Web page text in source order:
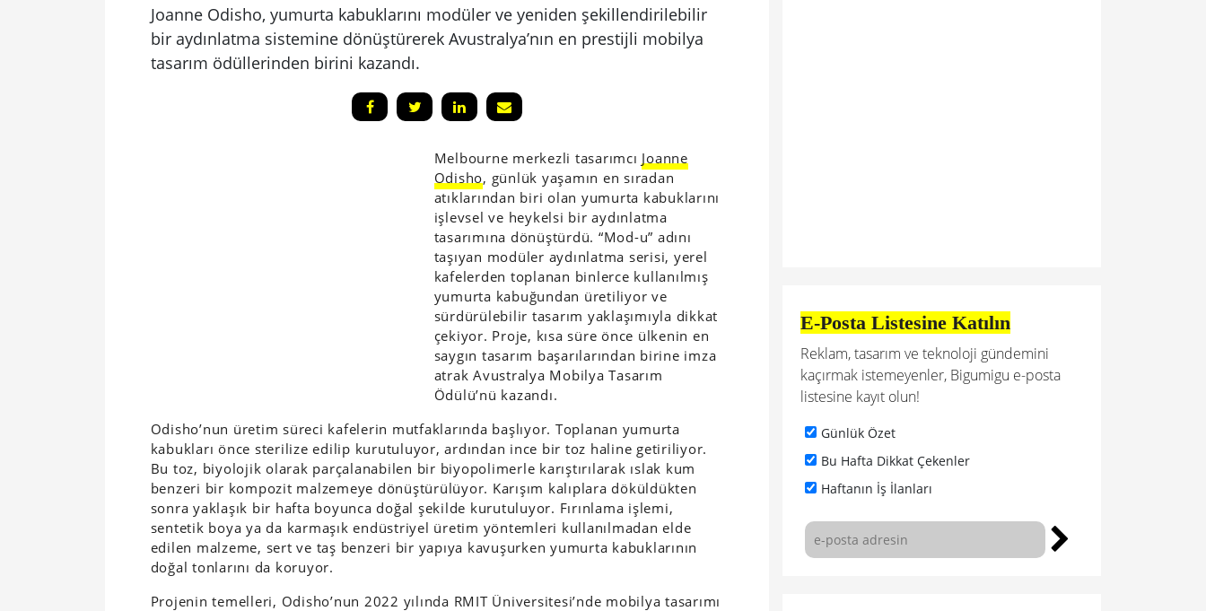
Joanne Odisho, yumurta kabuklarını modüler ve yeniden şekillendirilebilir
bir aydınlatma sistemine dönüştürerek Avustralya’nın en prestijli mobilya
tasarım ödüllerinden birini kazandı.
Melbourne merkezli tasarımcı Joanne
Odisho, günlük yaşamın en sıradan
atıklarından biri olan yumurta kabuklarını
işlevsel ve heykelsi bir aydınlatma
tasarımına dönüştürdü. “Mod-u” adını
taşıyan modüler aydınlatma serisi, yerel
kafelerden toplanan binlerce kullanılmış
yumurta kabuğundan üretiliyor ve
sürdürülebilir tasarım yaklaşımıyla dikkat
çekiyor. Proje, kısa süre önce ülkenin en
saygın tasarım başarılarından birine imza
atrak Avustralya Mobilya Tasarım
Ödülü’nü kazandı.
Odisho’nun üretim süreci kafelerin mutfaklarında başlıyor. Toplanan yumurta
kabukları önce sterilize edilip kurutuluyor, ardından ince bir toz haline getiriliyor.
Bu toz, biyolojik olarak parçalanabilen bir biyopolimerle karıştırılarak ıslak kum
benzeri bir kompozit malzemeye dönüştürülüyor. Karışım kalıplara döküldükten
sonra yaklaşık bir hafta boyunca doğal şekilde kurutuluyor. Fırınlama işlemi,
sentetik boya ya da karmaşık endüstriyel üretim yöntemleri kullanılmadan elde
edilen malzeme, sert ve taş benzeri bir yapıya kavuşurken yumurta kabuklarının
doğal tonlarını da koruyor.
Projenin temelleri, Odisho’nun 2022 yılında RMIT Üniversitesi’nde mobilya tasarımı
E-Posta Listesine Katılın
Reklam, tasarım ve teknoloji gündemini
kaçırmak istemeyenler, Bigumigu e-posta
listesine kayıt olun!
Günlük Özet
Bu Hafta Dikkat Çekenler
Haftanın İş İlanları